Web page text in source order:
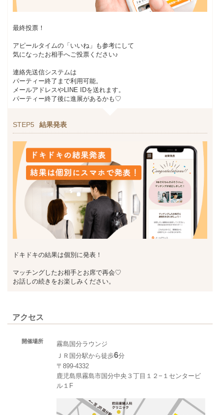
最終投票！
アピールタイムの「いいね」も参考にして
気になったお相手へご投票ください♪
連絡先送信システムは
パーティー終了まで利用可能。
メールアドレスやLINE IDを送れます。
パーティー終了後に進展があるかも♡
STEP5 結果発表
ドキドキの結果は個別に発表！
マッチングしたお相手とお席で再会♡
お話しの続きをお楽しみください。
アクセス
開催場所
霧島国分ラウンジ
ＪＲ国分駅から徒歩6分
〒899-4332
鹿児島県霧島市国分中央３丁目１２−１センタービ
ル１F